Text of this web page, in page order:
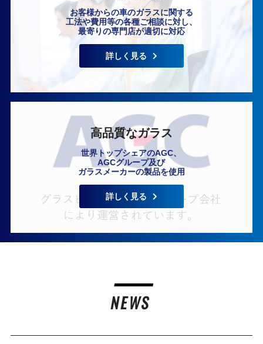
いますぐ無料相談
お客様からの車のガラスに関する
工法や費用等の各種ご相談に対し、
最寄りの専門店が適切に対応
詳しく見る
高品質なガラス
世界トップシェアのAGC、
AGCグループ及び
ガラスメーカーの製品を使用
詳しく見る
NEWS